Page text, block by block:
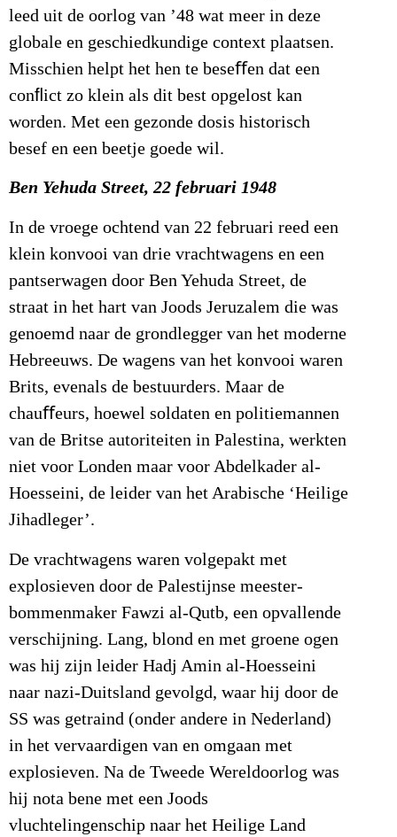
leed uit de oorlog van ’48 wat meer in deze
globale en geschiedkundige context plaatsen.
Misschien helpt het hen te beseﬀen dat een
conﬂict zo klein als dit best opgelost kan
worden. Met een gezonde dosis historisch
besef en een beetje goede wil.
Ben Yehuda Street, 22 februari 1948
In de vroege ochtend van 22 februari reed een
klein konvooi van drie vrachtwagens en een
pantserwagen door Ben Yehuda Street, de
straat in het hart van Joods Jeruzalem die was
genoemd naar de grondlegger van het moderne
Hebreeuws. De wagens van het konvooi waren
Brits, evenals de bestuurders. Maar de
chauﬀeurs, hoewel soldaten en politiemannen
van de Britse autoriteiten in Palestina, werkten
niet voor Londen maar voor Abdelkader al-
Hoesseini, de leider van het Arabische ‘Heilige
Jihadleger’.
De vrachtwagens waren volgepakt met
explosieven door de Palestijnse meester-
bommenmaker Fawzi al-Qutb, een opvallende
verschijning. Lang, blond en met groene ogen
was hij zijn leider Hadj Amin al-Hoesseini
naar nazi-Duitsland gevolgd, waar hij door de
SS was getraind (onder andere in Nederland)
in het vervaardigen van en omgaan met
explosieven. Na de Tweede Wereldoorlog was
hij nota bene met een Joods
vluchtelingenschip naar het Heilige Land